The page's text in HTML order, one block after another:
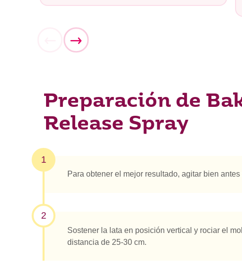
Preparación de
Release Spray
1
Para obtener el mejor resultado, agitar bien antes
2
Sostener la lata en posición vertical y rociar el
distancia de 25-30 cm.